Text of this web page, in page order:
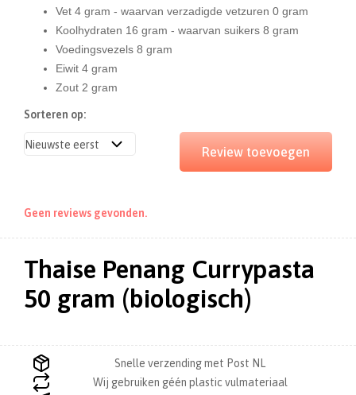
Vet 4 gram - waarvan verzadigde vetzuren 0 gram
Koolhydraten 16 gram - waarvan suikers 8 gram
Voedingsvezels 8 gram
Eiwit 4 gram
Zout 2 gram
Sorteren op:
Review toevoegen
Geen reviews gevonden.
Thaise Penang Currypasta
50 gram (biologisch)
Snelle verzending met Post NL
Wij gebruiken géén plastic vulmateriaal